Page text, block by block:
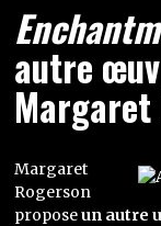
autre
Margaret
Margaret
Rogerson
proposeun autre